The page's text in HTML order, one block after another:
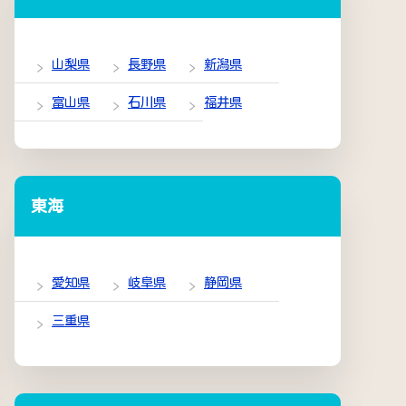
山梨県 長野県 新潟県
富山県 石川県 福井県
東海
愛知県 岐阜県 静岡県
三重県